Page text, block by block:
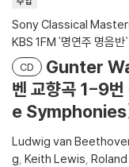
Sony Classical
KBS 1FM '명연주 명음반
CD
Gunter
벤 교향곡 1-9
e
Ludwig van
g Keith Lewis